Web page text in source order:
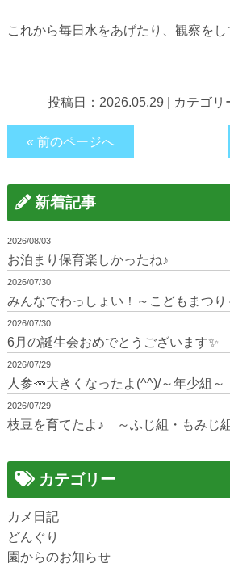
これから毎日水をあげたり、観察を
投稿日： 2026.05.29 カテゴリ
« 前のページへ
新着記事
2026/08/03
お泊まり保育楽しかったね♪
2026/07/30
みんなでわっしょい！～こどもまつり
2026/07/30
6月の誕生会おめでとうございます✨
2026/07/29
人参🥕大きくなったよ(^^)/～年少組～
2026/07/29
枝豆を育てたよ♪ ～ふじ組・もみじ
カテゴリー
カメ日記
どんぐり
園からのお知らせ